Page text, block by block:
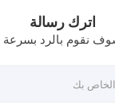
اترك رسالة
نقوم بالرد بسرعة